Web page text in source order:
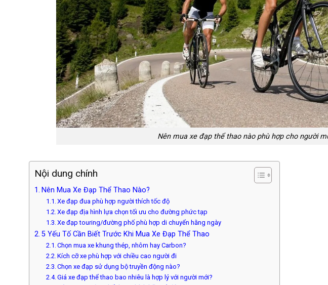
Nên mua xe đạp thể thao nào phù hợp cho người
Nội dung chính
Nên Mua Xe Đạp Thể Thao Nào?
Xe đạp đua phù hợp người thích tốc độ
Xe đạp địa hình lựa chọn tối ưu cho đường phức tạp
Xe đạp touring/đường phố phù hợp di chuyển hằng ngày
5 Yếu Tố Cần Biết Trước Khi Mua Xe Đạp Thể Thao
Chọn mua xe khung thép, nhôm hay Carbon?
Kích cỡ xe phù hợp với chiều cao người đi
Chọn xe đạp sử dụng bộ truyền động nào?
Giá xe đạp thể thao bao nhiêu là hợp lý với người mới?